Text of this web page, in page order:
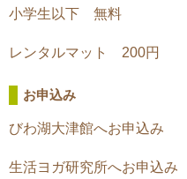
小学生以下 無料
レンタルマット 200円
お申込み
びわ湖大津館へお申込
生活ヨガ研究所へお申込